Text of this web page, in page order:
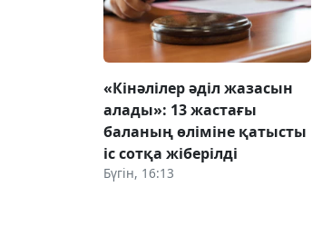
«Кінәлілер әділ жазасын
алады»: 13 жастағы
баланың өліміне қатысты
іс сотқа жіберілді
Бүгін, 16:13